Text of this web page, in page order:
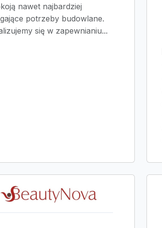
nawet najbardziej
potrzeby budowlane.
się w zapewnianiu...